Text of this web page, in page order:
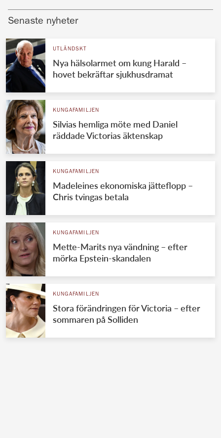
Senaste nyheter
UTLÄNDSKT
Nya hälsolarmet om kung Harald –
hovet bekräftar sjukhusdramat
KUNGAFAMILJEN
Silvias hemliga möte med Daniel
räddade Victorias äktenskap
KUNGAFAMILJEN
Madeleines ekonomiska jätteflopp –
Chris tvingas betala
KUNGAFAMILJEN
Mette-Marits nya vändning – efter
mörka Epstein-skandalen
KUNGAFAMILJEN
Stora förändringen för Victoria – efter
sommaren på Solliden